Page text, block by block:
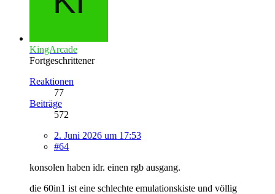
KingArcade
Fortgeschrittener
Reaktionen
77
Beiträge
572
2. Juni 2026 um 17:53
#64
konsolen haben idr. einen rgb ausgang.
die 60in1 ist eine schlechte emulationskiste und völlig